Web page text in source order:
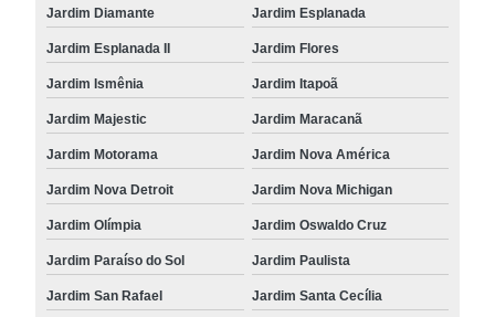
Jardim Diamante Jardim Esplanada
Jardim Esplanada II Jardim Flores
Jardim Ismênia Jardim Itapoã
Jardim Majestic Jardim Maracanã
Jardim Motorama Jardim Nova América
Jardim Nova Detroit Jardim Nova Michigan
Jardim Olímpia Jardim Oswaldo Cruz
Jardim Paraíso do Sol Jardim Paulista
Jardim San Rafael Jardim Santa Cecília